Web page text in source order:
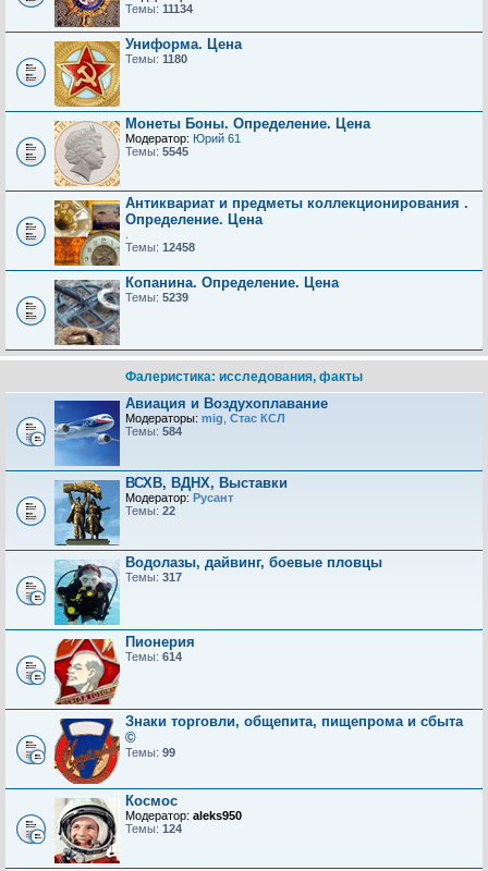
Темы: 11134
Униформа. Цена
Темы: 1180
Монеты Боны. Определение. Цена
Модератор: Юрий 61
Темы: 5545
Антиквариат и предметы коллекционирования .
Определение. Цена
Темы: 12458
Копанина. Определение. Цена
Темы: 5239
Фалеристика: исследования, факты
Авиация и Воздухоплавание
Модераторы: mig Стас КСЛ
Темы: 584
ВСХВ, ВДНХ, Выставки
Модератор: Русант
Темы: 22
Водолазы, дайвинг, боевые пловцы
Темы: 317
Пионерия
Темы: 614
Знаки торговли, общепита, пищепрома и сбыта
©
Темы: 99
Космос
Модератор: aleks950
Темы: 124